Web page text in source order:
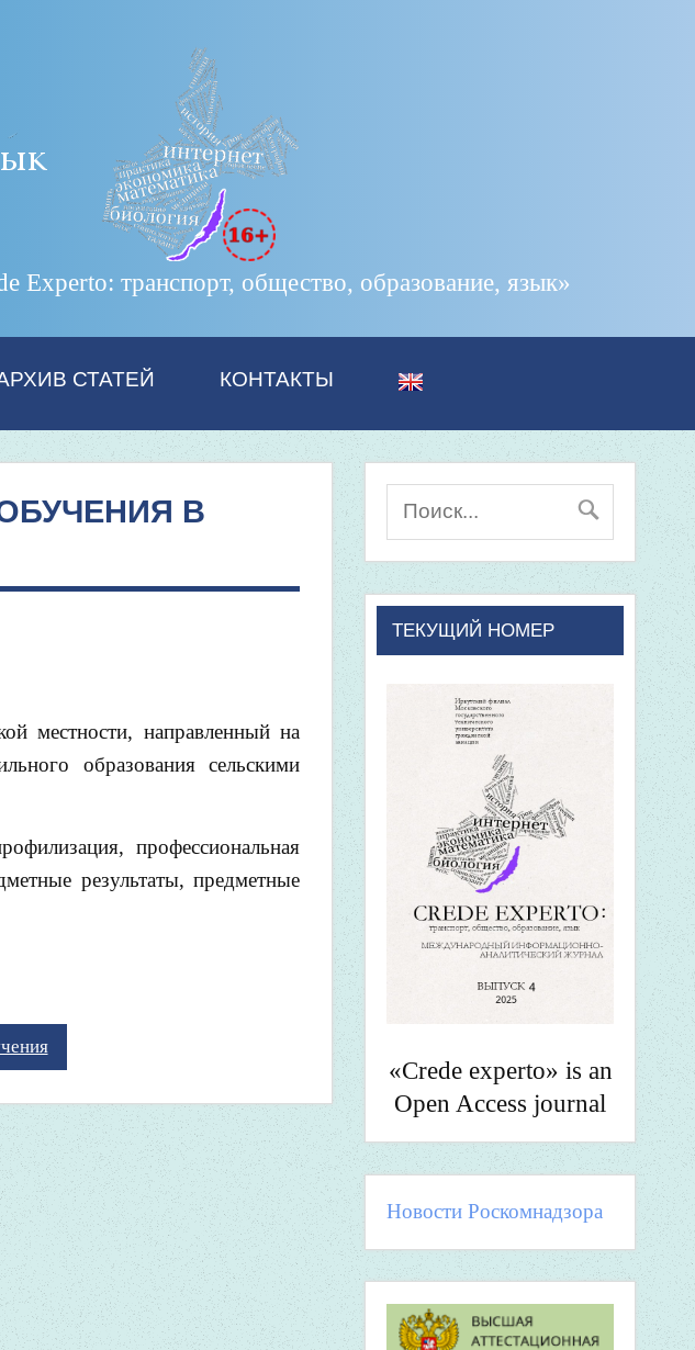
транспорт, общество, образование, язык»
СТАТЕЙ КОНТАКТЫ
В
местности, направленный на
образования сельскими
профессиональная
результаты, предметные
ТЕКУЩИЙ НОМЕР
«Crede experto» is an
Open Access journal
Новости Роскомнадзора